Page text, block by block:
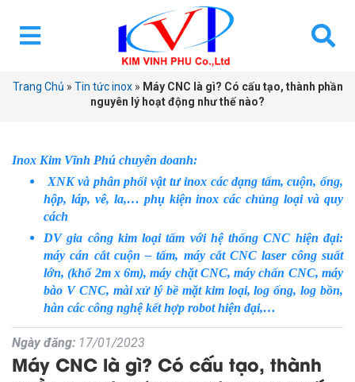
Trang Chủ » Tin tức inox» Máy CNC là gì? Có cấu tạo, thành phần
nguyên lý hoạt động như thế nào?
Inox Kim Vĩnh Phú chuyên doanh:
XNK và phân phối vật tư inox các dạng tấm, cuộn, ống,
hộp, láp, vê, la,… phụ kiện inox các chủng loại và quy
cách
DV gia công kim loại tấm với hệ thống CNC hiện đại:
máy cán cắt cuộn – tấm, máy cắt CNC laser công suất
lớn, (khổ 2m x 6m), máy chặt CNC, máy chấn CNC, máy
bào V CNC, mài xử lý bề mặt kim loại, log ống, log bồn,
hàn các công nghệ kết hợp robot hiện đại,…
Ngày đăng: 17/01/2023
Máy CNC là gì? Có cấu tạo, thành